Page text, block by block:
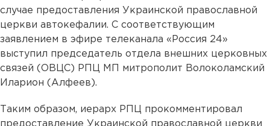
случае предоставления Украинской православной
церкви автокефалии. С соответствующим
заявлением в эфире телеканала «Россия 24»
выступил председатель отдела внешних церковных
связей (ОВЦС) РПЦ МП митрополит Волоколамский
Иларион (Алфеев).
Таким образом, иерарх РПЦ прокомментировал
предоставление Украинской православной церкви